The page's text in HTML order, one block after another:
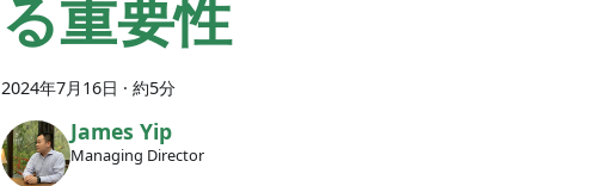
る重要性
2024年7月16日 · 約5分
James Yip
Managing Director